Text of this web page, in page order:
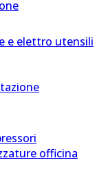
e elettro utensili
officina